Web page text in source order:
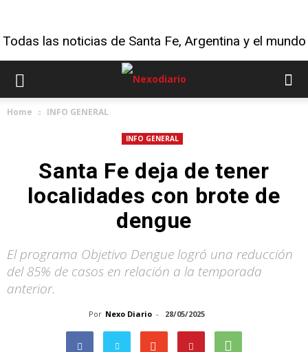
Todas las noticias de Santa Fe, Argentina y el mundo
Home INFO GENERAL
INFO GENERAL
Santa Fe deja de tener
localidades con brote de
dengue
El programa Objetivo Dengue logró una reducción
del 85% de casos en relación a la temporada
anterior.
Por Nexo Diario - 28/05/2025